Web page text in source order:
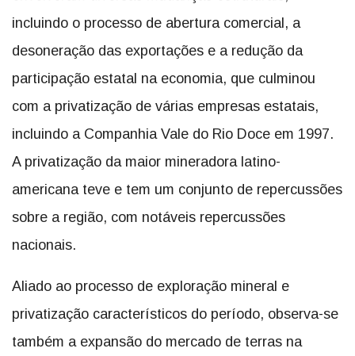
incluindo o processo de abertura comercial, a
desoneração das exportações e a redução da
participação estatal na economia, que culminou
com a privatização de várias empresas estatais,
incluindo a Companhia Vale do Rio Doce em 1997.
A privatização da maior mineradora latino-
americana teve e tem um conjunto de repercussões
sobre a região, com notáveis repercussões
nacionais.
Aliado ao processo de exploração mineral e
privatização característicos do período, observa-se
também a expansão do mercado de terras na